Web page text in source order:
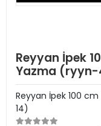
Reyyan İpek
Yazma
Reyyan İpek 100
14)